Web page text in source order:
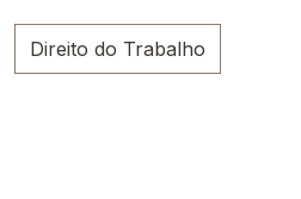
Direito do Trabalho